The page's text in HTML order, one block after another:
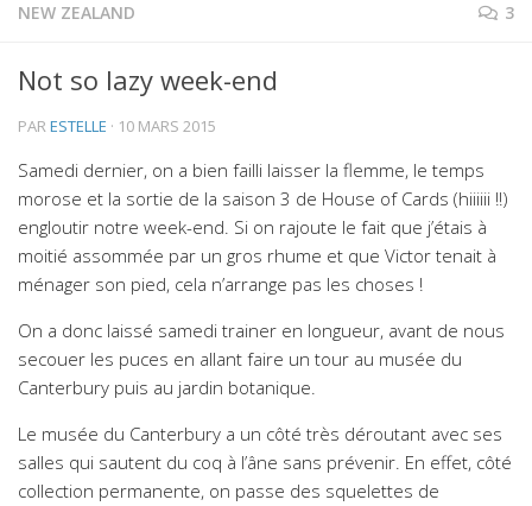
NEW ZEALAND 3
Not so lazy week-end
PARESTELLE · 10 MARS 2015
Samedi dernier, on a bien failli laisser la flemme, le temps
morose et la sortie de la saison 3 de House of Cards (hiiiiii !!)
engloutir notre week-end. Si on rajoute le fait que j’étais à
moitié assommée par un gros rhume et que Victor tenait à
ménager son pied, cela n’arrange pas les choses !
On a donc laissé samedi trainer en longueur, avant de nous
secouer les puces en allant faire un tour au musée du
Canterbury puis au jardin botanique.
Le musée du Canterbury a un côté très déroutant avec ses
salles qui sautent du coq à l’âne sans prévenir. En effet, côté
collection permanente, on passe des squelettes de